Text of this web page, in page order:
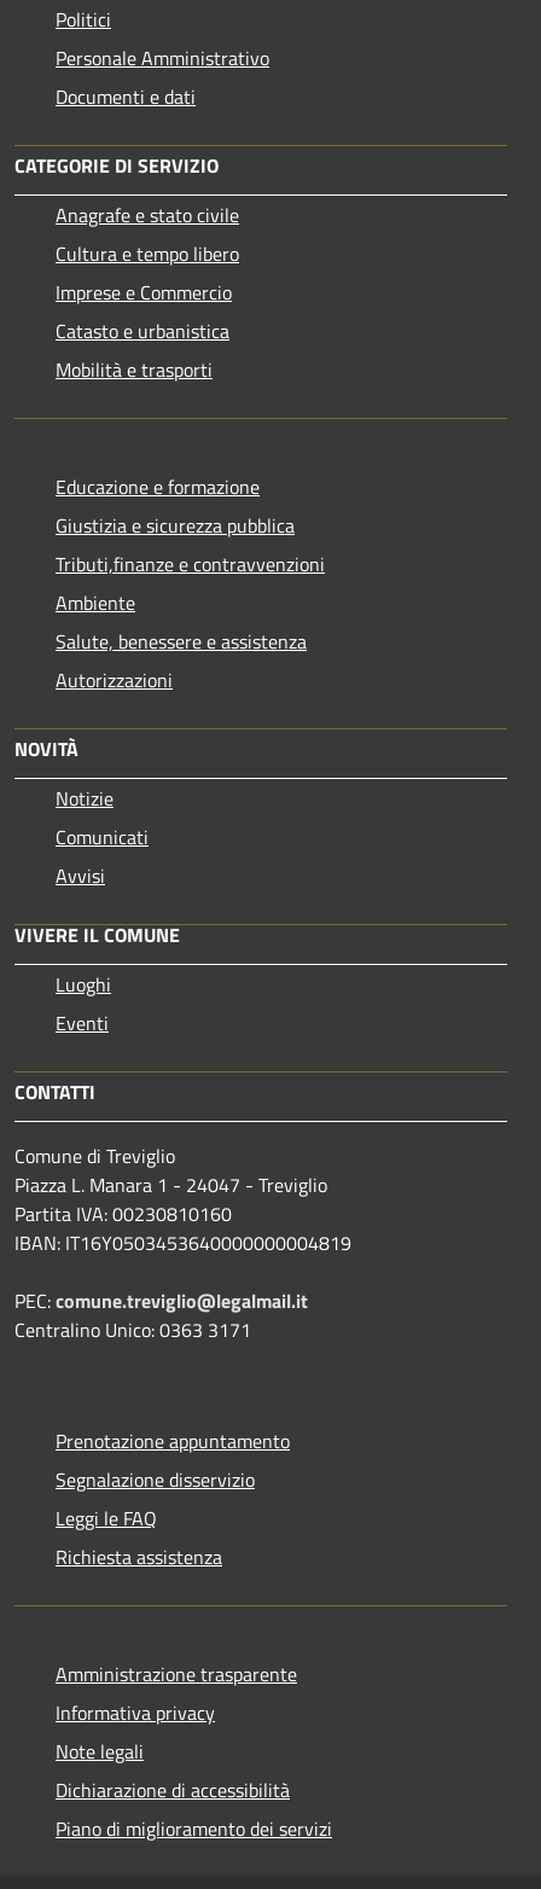
Politici
Personale Amministrativo
Documenti e dati
CATEGORIE DI SERVIZIO
Anagrafe e stato civile
Cultura e tempo libero
Imprese e Commercio
Catasto e urbanistica
Mobilità e trasporti
Educazione e formazione
Giustizia e sicurezza pubblica
Tributi,finanze e contravvenzioni
Ambiente
Salute, benessere e assistenza
Autorizzazioni
NOVITÀ
Notizie
Comunicati
Avvisi
VIVERE IL COMUNE
Luoghi
Eventi
CONTATTI
Comune di Treviglio
Piazza L. Manara 1 - 24047 - Treviglio
Partita IVA: 00230810160
IBAN: IT16Y0503453640000000004819
PEC:comune.treviglio@legalmail.it
Centralino Unico: 0363 3171
Prenotazione appuntamento
Segnalazione disservizio
Leggi le FAQ
Richiesta assistenza
Amministrazione trasparente
Informativa privacy
Note legali
Dichiarazione di accessibilità
Piano di miglioramento dei servizi